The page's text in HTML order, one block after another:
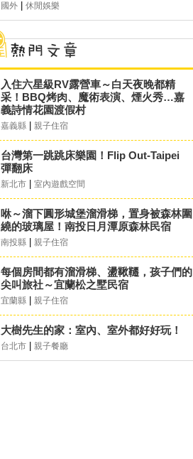
國外 休閒娛樂
入住六星級RV露營車～白天夜晚都精
采！BBQ烤肉、魔術表演、煙火秀…嘉
義詩情花園渡假村
嘉義縣 親子住宿
台灣第一跳跳床樂園！Flip Out-Taipei
彈翻床
新北市 室內遊戲空間
咻～溜下圓形城堡溜滑梯，置身被森林圍
繞的玻璃屋！南投日月潭原森林民宿
南投縣 親子住宿
每個房間都有溜滑梯、盪鞦韆，孩子們的
尖叫旅社～宜蘭松之墅民宿
宜蘭縣 親子住宿
大樹先生的家：室內、室外都好好玩！
台北市 親子餐廳